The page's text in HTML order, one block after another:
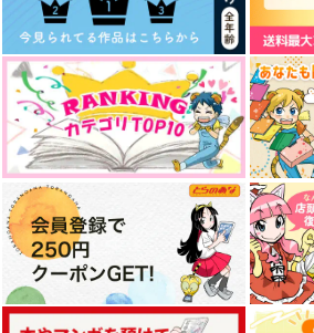
ごじょにゃんとゆじく
んまとめ
ゴビョウ
1,887円（税込）
五条悟×虎杖悠仁
サンプル
作品詳細
児戯にひとしい
ごはんのおとも
1,100円（税込）
五条悟×伏黒恵
サンプル
作品詳細